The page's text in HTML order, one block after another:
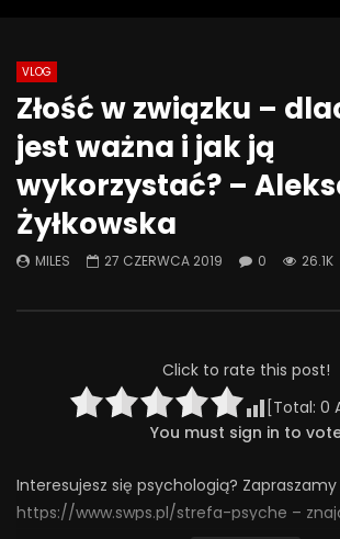
Gaslighting.
3 PAŹDZIERNIKA 2025
0
337 40 0
VLOG
Złość w związku –
jest ważna i jak ją
wykorzystać? –
Żyłkowska
MILES 27 CZERWCA 2019 0 26.1K
Click to rate this post!
[Total: 0
You must sign in to
Interesujesz się psychologią?
https://www.swps.pl/strefa-psyche –